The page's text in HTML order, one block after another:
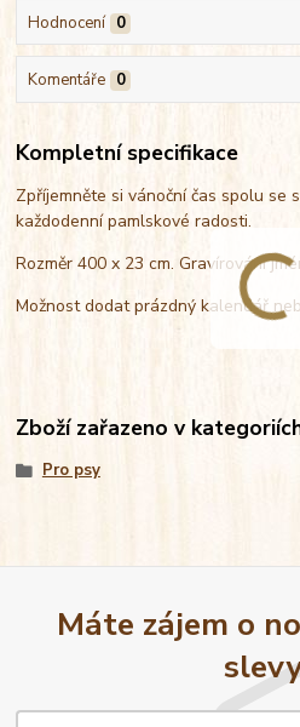
Hodnocení 0
Komentáře 0
Kompletní specifikace
Zpříjemněte si vánoční čas spolu se
každodenní pamlskové radosti.
Rozměr 400 x 23 cm. Gravírování
Možnost dodat prázdný kalendář
Zboží zařazeno v
Pro psy
Máte zájem o